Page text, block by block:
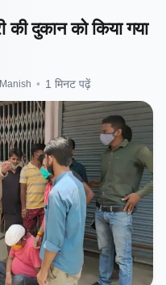
दुकान को किया गया
• 1 मिनट पढ़ें